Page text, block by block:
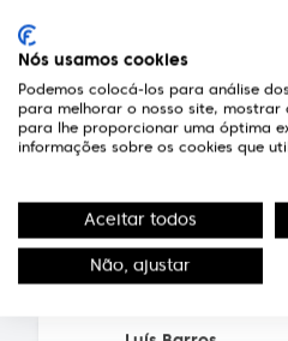
Fernando Neves de
Técnicos competentes e
simpático e atencioso.
Equipa muito simpática,
competência
Nós usamos cookies
Podemos colocá-los para análise
para melhorar o nosso site, mostrar
para lhe proporcionar uma óptima
informações sobre os cookies que
Aceitar todos
Não, ajustar